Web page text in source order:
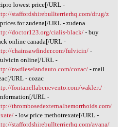
lowest price[/URL -
staffordshirebullterrierhq.com/drug/z
for zudena[/URL - zudena
doctor123.org/cialis-black/- buy
online canada[/URL -
chainsawfinder.com/fulvicin/-
online[/URL -
nwdieselandauto.com/cozac/- mail
URL - cozac
fontanellabenevento.com/waklert/-
URL -
thrombosedexternalhemorrhoids.com/
- low price methotrexate[/URL -
staffordshirebullterrierhq.com/avana/